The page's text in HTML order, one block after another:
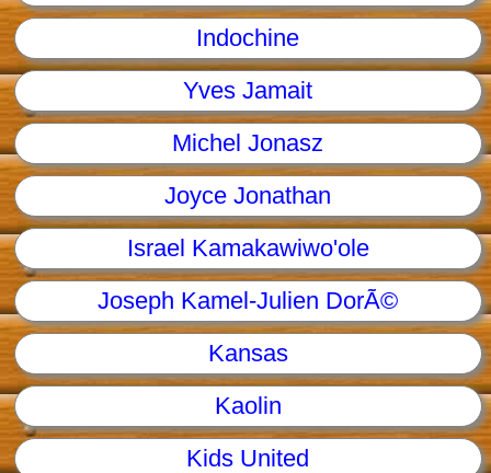
Indochine
Yves Jamait
Michel Jonasz
Joyce Jonathan
Israel Kamakawiwo'ole
Joseph Kamel-Julien DorÃ©
Kansas
Kaolin
Kids United